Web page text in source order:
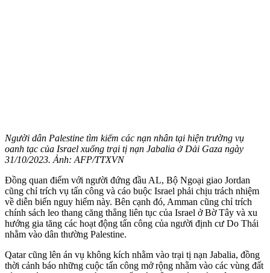
Người dân Palestine tìm kiếm các nạn nhân tại hiện trường vụ
oanh tạc của Israel xuống trại tị nạn Jabalia ở Dải Gaza ngày
31/10/2023. Ảnh: AFP/TTXVN
Đồng quan điểm với người đứng đầu AL, Bộ Ngoại giao Jordan
cũng chỉ trích vụ tấn công và cáo buộc Israel phải chịu trách nhiệm
về diễn biến nguy hiểm này. Bên cạnh đó, Amman cũng chỉ trích
chính sách leo thang căng thẳng liên tục của Israel ở Bờ Tây và xu
hướng gia tăng các hoạt động tấn công của người định cư Do Thái
nhằm vào dân thường Palestine.
Qatar cũng lên án vụ không kích nhằm vào trại tị nạn Jabalia, đồng
thời cảnh báo những cuộc tấn công mở rộng nhằm vào các vùng đất